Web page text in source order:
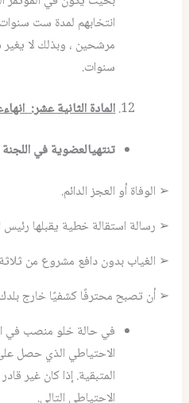
انتخابهم لمدة ست
مرشحين ، وبذلك لا
سنوات.
المادة الثانية عشر:
تنتهيالعضويةفياللجنة
➢ الوفاة أو العجز الدائم.
➢ رسالة استقالة خطية يقبلها رئيس
➢ الغياب بدون دافع مشروع من
➢ أن تصبح محترفًا كشفيًا خارج
في حالة خلو منصب في
الاحتياطي الذي حصل
المتبقية. إذا كان غير
الاحتياطي التالي.